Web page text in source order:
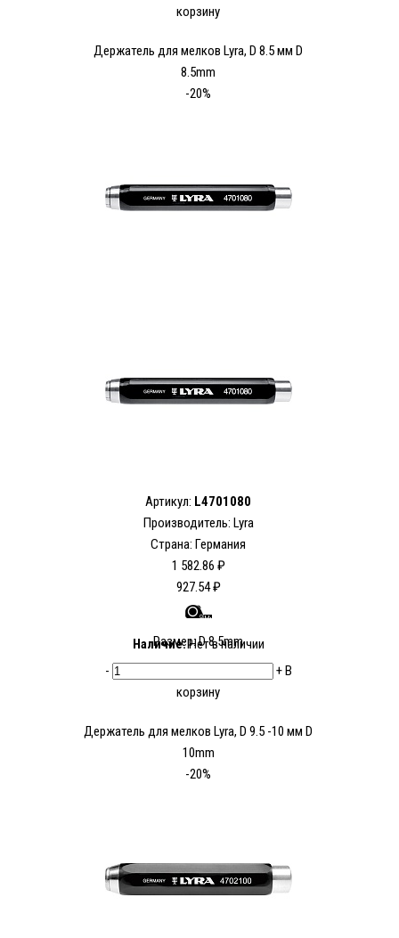
корзину
Держатель для мелков Lyra, D 8.5 мм D
8.5mm
-20%
Артикул: L4701080
Производитель: Lyra
Страна: Германия
1 582.86 ₽
927.54 ₽
Размер: D 8.5mm
Наличие:Нет в наличии
-
+В
корзину
Держатель для мелков Lyra, D 9.5 -10 мм D
10mm
-20%